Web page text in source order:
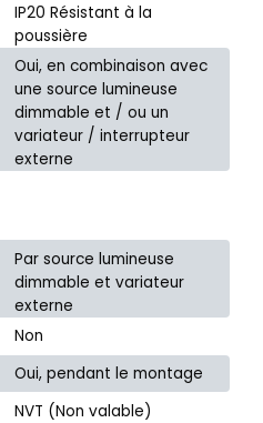
IP20 Résistant à la
poussière
Oui, en combinaison avec
une source lumineuse
dimmable et / ou un
variateur / interrupteur
externe
Par source lumineuse
dimmable et variateur
externe
Non
Oui, pendant le montage
NVT (Non valable)